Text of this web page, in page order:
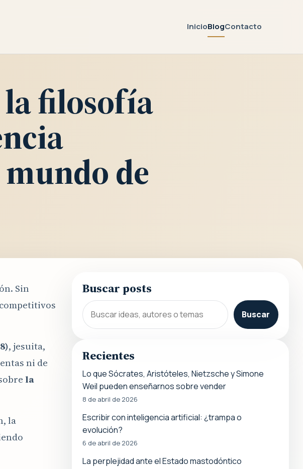
InicioBlogContacto
filosofía
de
Sin
, jesuita,
ni de
la
la
Buscar posts
Buscar
Recientes
Lo que Sócrates, Aristóteles, Nietzsche y Simone
Weil pueden enseñarnos sobre vender
8 de abril de 2026
Escribir con inteligencia artificial: ¿trampa o
evolución?
6 de abril de 2026
La perplejidad ante el Estado mastodóntico